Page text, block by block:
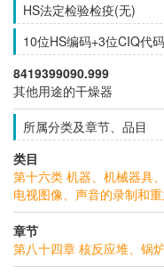
HS法定检验检疫(无)
10位HS编码+3位CIQ代
8419399090.999
其他用途的干燥器
所属分类及章节、品目
类目
第十六类 机器、机械器具
电视图像、声音的录制和
章节
第八十四章 核反应堆、锅